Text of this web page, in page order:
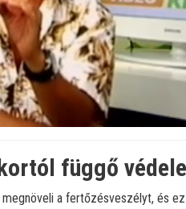
függő
a fertőzésveszélyt, és